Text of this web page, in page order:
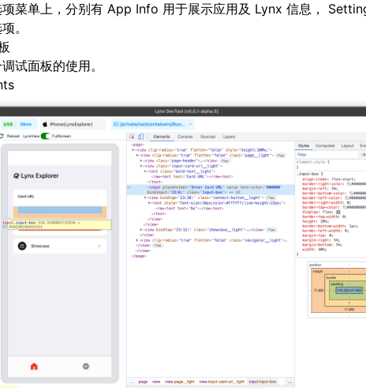
菜单上，分别有 App Info 用于展示应用及 Lynx 信息，
。
试面板的使用。